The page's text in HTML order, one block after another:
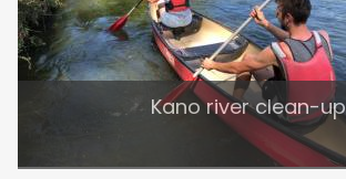
Kano river clean-up